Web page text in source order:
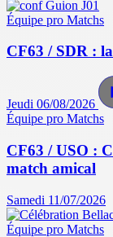
Équipe pro Matchs
CF63 / SDR :
Jeudi 06/08/2026
Équipe pro Matchs
CF63 / USO :
match amical
Samedi 11/07/2026
Équipe pro Matchs